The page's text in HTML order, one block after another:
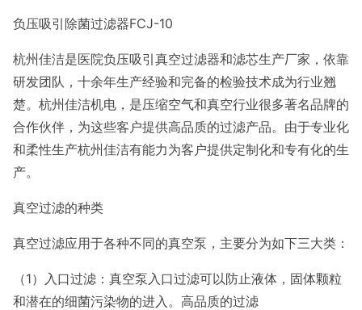
负压吸引除菌过滤器FCJ-10
杭州佳洁是医院负压吸引真空过滤器和滤芯生产厂家，依靠
研发团队，十余年生产经验和完备的检验技术成为行业翘
楚。杭州佳洁机电，是压缩空气和真空行业很多著名品牌的
合作伙伴，为这些客户提供高品质的过滤产品。由于专业化
和柔性生产杭州佳洁有能力为客户提供定制化和专有化的生
产。
真空过滤的种类
真空过滤应用于各种不同的真空泵，主要分为如下三大类：
（1）入口过滤：真空泵入口过滤可以防止液体，固体颗粒
和潜在的细菌污染物的进入。高品质的过滤